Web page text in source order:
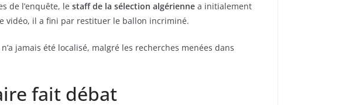
de l’enquête, le staff de la sélection algérienne a initialement
vidéo, il a fini par restituer le ballon incriminé.
jamais été localisé, malgré les recherches menées dans
fait débat